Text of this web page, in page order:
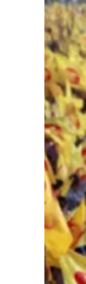
İletişim
Türkçe